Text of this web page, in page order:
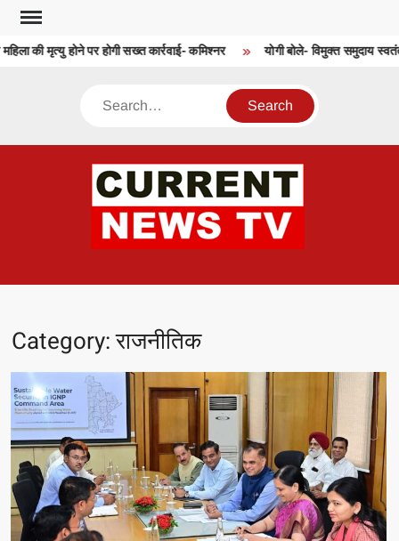
Skip
content
मृत्यु होने पर होगी सख्त कार्रवाई- कमिश्नर योगी बोले- विमुक्त समुदाय
Search
Category:राजनीतिक